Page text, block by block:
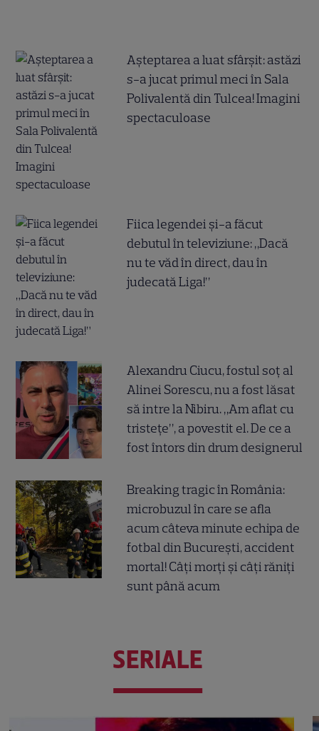
Așteptarea a luat sfârșit: astăzi
s-a jucat primul meci în Sala
Polivalentă din Tulcea! Imagini
spectaculoase
Fiica legendei și-a făcut
debutul în televiziune: „Dacă
nu te văd în direct, dau în
judecată Liga!”
Alexandru Ciucu, fostul soț al
Alinei Sorescu, nu a fost lăsat
să intre la Nibiru. „Am aflat cu
tristețe”, a povestit el. De ce a
fost întors din drum designerul
Breaking tragic în România:
microbuzul în care se afla
acum câteva minute echipa de
fotbal din București, accident
mortal! Câți morți și câți răniți
sunt până acum
SERIALE